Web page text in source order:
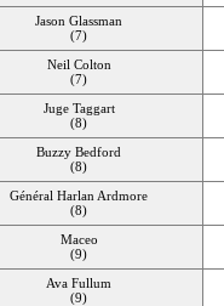
Jason Glassman
(7)
Neil Colton
(7)
Juge Taggart
(8)
Buzzy Bedford
(8)
Général Harlan Ardmore
(8)
Maceo
(9)
Ava Fullum
(9)